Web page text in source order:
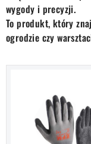
wygody i precyzji.
To produkt, który
ogrodzie czy